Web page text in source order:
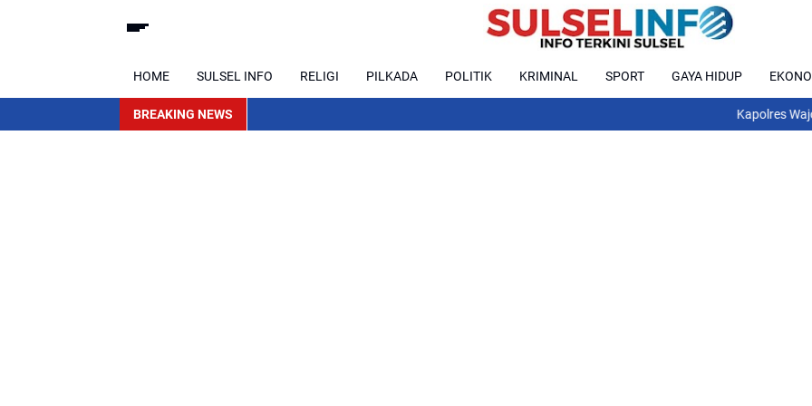
HOME SULSEL INFO RELIGI PILKADA POLITIK KRIMINAL SPORT GAYA HIDUP
BREAKING NEWS Kapolres Wajo AKBP